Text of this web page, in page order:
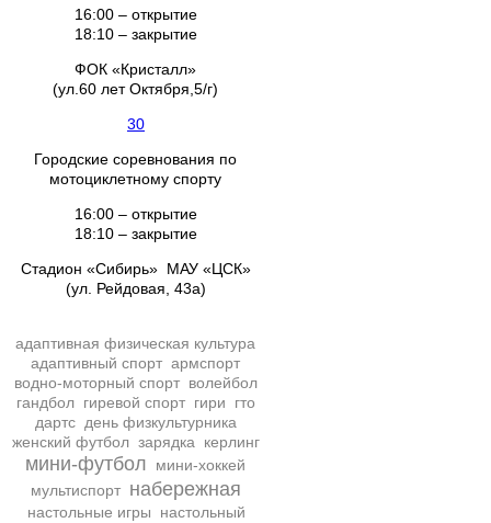
16:00 – открытие
18:10 – закрытие
ФОК «Кристалл»
(ул.60 лет Октября,5/г)
30
Городские соревнования по
мотоциклетному спорту
16:00 – открытие
18:10 – закрытие
Стадион «Сибирь» МАУ «ЦСК»
(ул. Рейдовая, 43а)
адаптивная физическая культура
адаптивный спорт армспорт
водно-моторный спорт волейбол
гандбол гиревой спорт гири
гто
дартс день физкультурника
женский футбол зарядка керлинг
мини-футбол
мини-хоккей
мультиспорт набережная
настольные игры настольный